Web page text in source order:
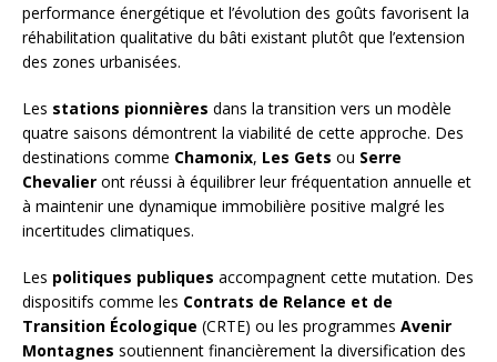
performance énergétique et l’évolution des goûts favorisent la
réhabilitation qualitative du bâti existant plutôt que l’extension
des zones urbanisées.
Les stations pionnières dans la transition vers un modèle
quatre saisons démontrent la viabilité de cette approche. Des
destinations comme Chamonix, Les Gets ou Serre
Chevalier ont réussi à équilibrer leur fréquentation annuelle et
à maintenir une dynamique immobilière positive malgré les
incertitudes climatiques.
Les politiques publiques accompagnent cette mutation. Des
dispositifs comme les Contrats de Relance et de
Transition Écologique (CRTE) ou les programmes Avenir
Montagnes soutiennent financièrement la diversification des